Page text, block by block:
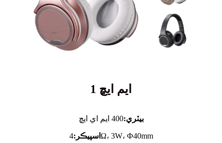
ايم ايڇ 1
بيٽري:400 ايم اي ايڇ
اسپيڪر: 4Ω، 3W، Ф40mm